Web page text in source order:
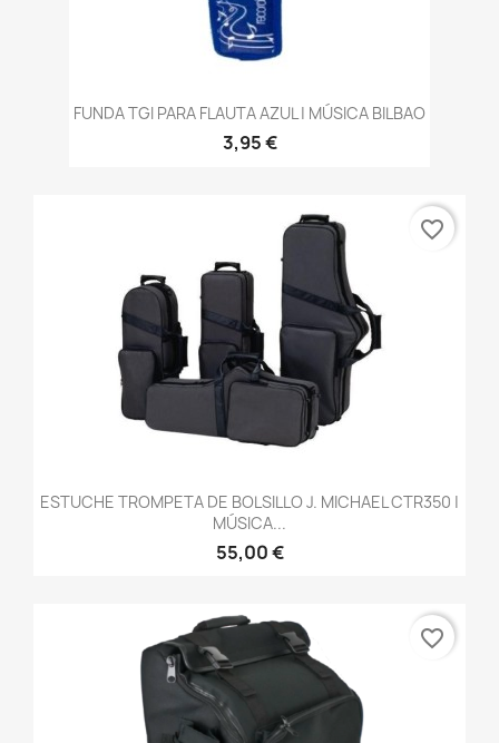
FUNDA TGI PARA FLAUTA AZUL | MÚSICA BILBAO
3,95 €
ESTUCHE TROMPETA DE BOLSILLO J. MICHAEL CTR350 |
MÚSICA...
55,00 €
favorite_border
favorite_border